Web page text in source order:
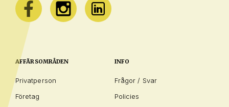
AFFÄRSOMRÅDEN
Privatperson
Företag
INFO
Frågor / Svar
Policies